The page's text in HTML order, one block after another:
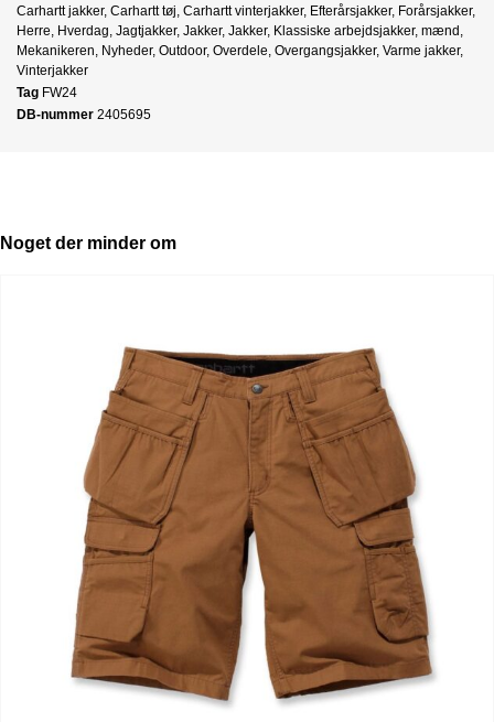
Carhartt jakker, Carhartt tøj Carhartt vinterjakker, Efterårsjakker, Forårsjakker,
Herre Hverdag Jagtjakker, Jakker, Jakker, Klassiske arbejdsjakker, mænd
Mekanikeren Nyheder, Outdoor, Overdele Overgangsjakker, Varme jakker,
Vinterjakker
Tag FW24
DB-nummer 2405695
Noget der minder om